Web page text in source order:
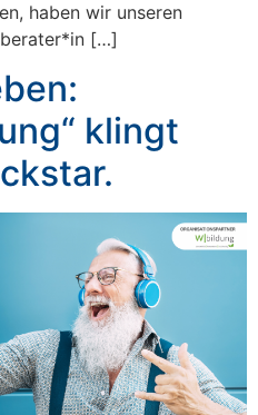
haben wir unseren
[…]
klingt